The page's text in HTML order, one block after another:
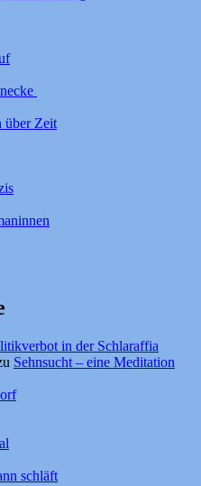
über Zeit
in der Schlaraffia
Sehnsucht – eine Meditation
schläft